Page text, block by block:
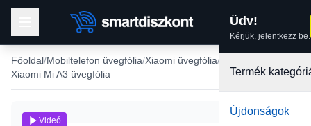
Üdv!
Kérjük, jelentkezz be.
Termék
Újdonságok
Főoldal Mobiltelefon üvegfólia Xiaomi üvegfólia
Xiaomi Mi A3 üvegfólia
Videó